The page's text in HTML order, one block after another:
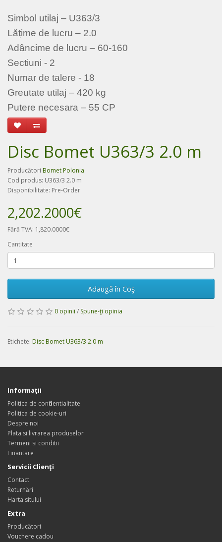
Simbol utilaj – U363/3
Lățime de lucru – 2.0
Adâncime de lucru – 60-160
Sectiuni - 2
Numar de talere - 18
Greutate utilaj – 420 kg
Putere necesara – 55 CP
Disc Bomet U363/3 2.0 m
Producători Bomet Polonia
Cod produs: U363/3 2.0 m
Disponibilitate: Pre-Order
2,202.2000€
Fără TVA: 1,820.0000€
Cantitate
Adaugă în Coş
0 opinii / Spune-ţi opinia
Etichete: Disc Bomet U363/3 2.0 m
Informaţii
Politica de confidentialitate
Politica de cookie-uri
Despre noi
Plata si livrarea produselor
Termeni si conditii
Finantare
Servicii Clienţi
Contact
Returnări
Harta sitului
Extra
Producători
Vouchere cadou